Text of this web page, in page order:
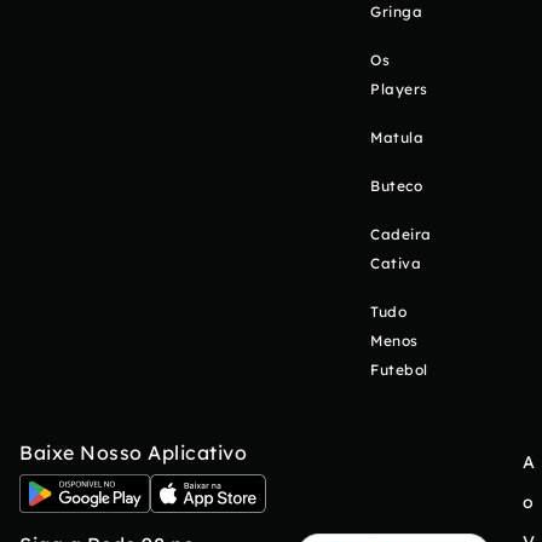
Gringa
Os
Players
Matula
Buteco
Cadeira
Cativa
Tudo
Menos
Futebol
Baixe Nosso Aplicativo
A
o